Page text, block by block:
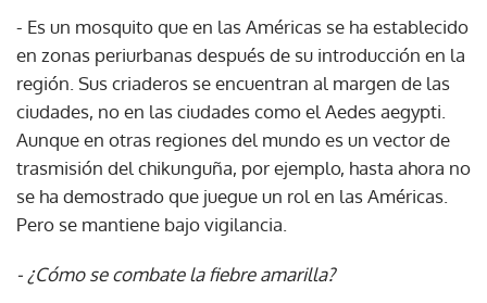
- Es un mosquito que en las Américas se ha establecido
en zonas periurbanas después de su introducción en la
región. Sus criaderos se encuentran al margen de las
ciudades, no en las ciudades como el Aedes aegypti.
Aunque en otras regiones del mundo es un vector de
trasmisión del chikunguña, por ejemplo, hasta ahora no
se ha demostrado que juegue un rol en las Américas.
Pero se mantiene bajo vigilancia.
- ¿Cómo se combate la fiebre amarilla?